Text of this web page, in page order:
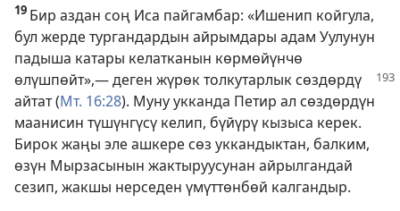
19 Бир аздан соң Иса пайгамбар: «Ишенип койгула,
бул жерде тургандардын айрымдары адам Уулунун
падыша катары келатканын көрмөйүнчө
өлүшпөйт»,— деген жүрөк толкутарлык сөздөрдү
айтат (Мт. 16:28). Муну укканда Петир ал сөздөрдүн
маанисин түшүнгүсү келип, бүйүрү кызыса керек.
Бирок жаңы эле ашкере сөз уккандыктан, балким,
өзүн Мырзасынын жактыруусунан айрылгандай
сезип, жакшы нерседен үмүттөнбөй калгандыр.